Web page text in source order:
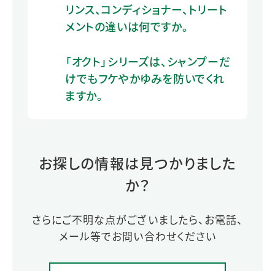
リンス、コンディショナー、トリート
メントの違いは何ですか。
「オクト」シリーズは、シャンプーだ
けでもフケやかゆみを防いでくれ
ますか。
お探しの情報は見つかりました
か？
さらにご不明な点がございましたら、お電話、
メール等でお問い合わせください